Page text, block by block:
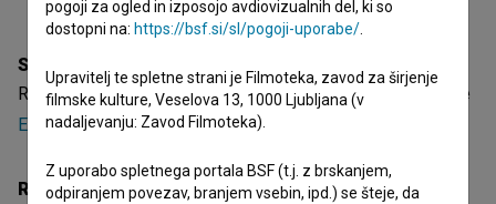
Sinopsis
Razgled je slovenski kratki dokumentarni film. Režiserka je
Ema Paš. Prejel je 1 nagrado.
Režija
pogoji za ogled in izposojo avdiovizualnih del, ki so
dostopni na: https://bsf.si/sl/pogoji-uporabe/
Upravitelj te spletne strani je Filmoteka, zavod za širjenje
filmske kulture, Veselova 13, 1000 Ljubljana (v
nadaljevanju: Zavod Filmoteka).
Z uporabo spletnega portala BSF (t.j. z brskanjem,
odpiranjem povezav, branjem vsebin, ipd.) se šteje, da